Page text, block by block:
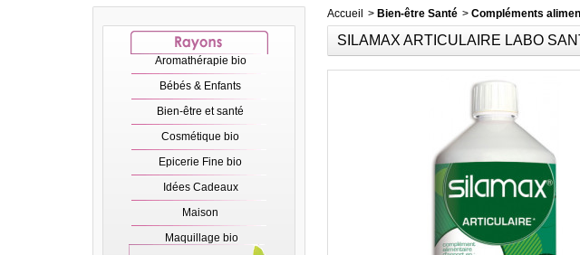
Aromathérapie bio
Bébés & Enfants
Bien-être et santé
Cosmétique bio
Epicerie Fine bio
Idées Cadeaux
Maison
Maquillage bio
Accueil > Bien-être Santé > Compléments
SILAMAX ARTICULAIRE LABO